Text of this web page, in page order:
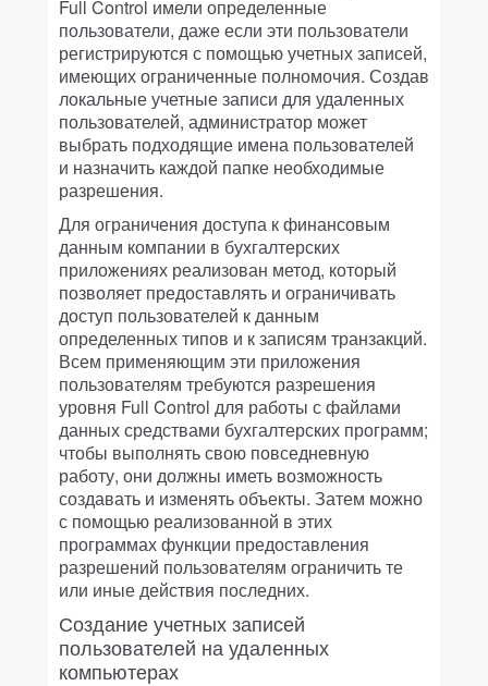
Full Control имели определенные
пользователи, даже если эти пользователи
регистрируются с помощью учетных записей,
имеющих ограниченные полномочия. Создав
локальные учетные записи для удаленных
пользователей, администратор может
выбрать подходящие имена пользователей
и назначить каждой папке необходимые
разрешения.
Для ограничения доступа к финансовым
данным компании в бухгалтерских
приложениях реализован метод, который
позволяет предоставлять и ограничивать
доступ пользователей к данным
определенных типов и к записям транзакций.
Всем применяющим эти приложения
пользователям требуются разрешения
уровня Full Control для работы с файлами
данных средствами бухгалтерских программ;
чтобы выполнять свою повседневную
работу, они должны иметь возможность
создавать и изменять объекты. Затем можно
с помощью реализованной в этих
программах функции предоставления
разрешений пользователям ограничить те
или иные действия последних.
Создание учетных записей
пользователей на удаленных
компьютерах